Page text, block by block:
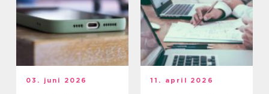
03. juni 2026 11. april 2026